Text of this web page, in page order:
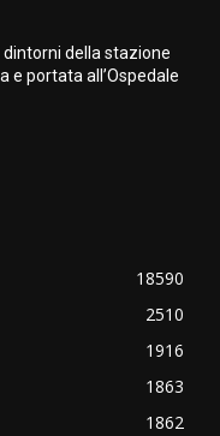
dintorni della stazione
e portata all’Ospedale
18590
2510
1916
1863
1862